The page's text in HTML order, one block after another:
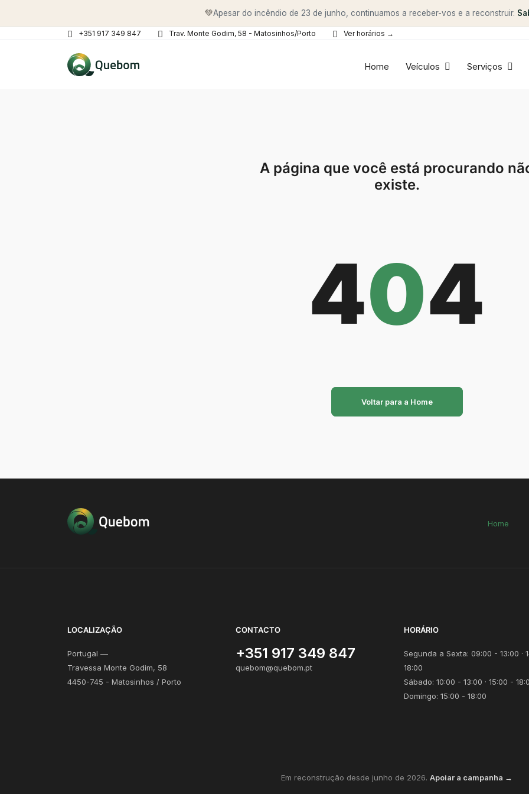
💚Apesar do incêndio de 23 de junho, continuamos a receber-vos e a reconstruir.
+351 917 349 847 Trav. Monte Godim, 58 - Matosinhos/Porto Ver horários →
Home Veículos Serviços
A página que você está procurando
existe.
404
Voltar para a Home
Home
LOCALIZAÇÃO
Portugal —
Travessa Monte Godim, 58
4450-745 - Matosinhos / Porto
CONTACTO
+351 917 349 847
quebom@quebom.pt
HORÁRIO
Segunda a Sexta: 09:00 - 13:00 ·
18:00
Sábado: 10:00 - 13:00 · 15:00 -
Domingo: 15:00 - 18:00
Em reconstrução desde junho de 2026. Apoiar a campanha →